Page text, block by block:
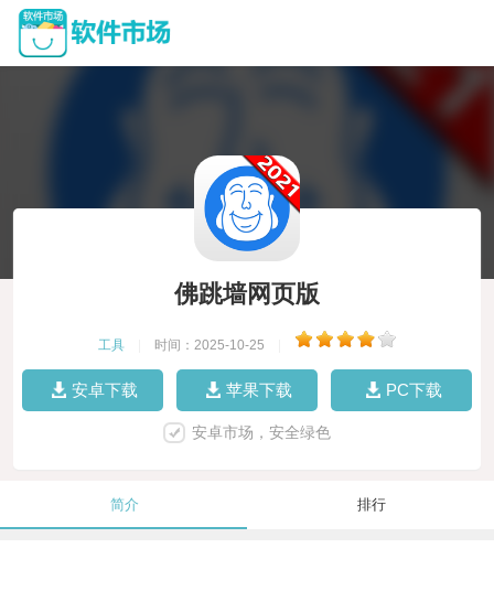
佛跳墙网页版
工具 时间：2025-10-25
安卓下载 苹果下载 PC下载
安卓市场，安全绿色
简介 排行